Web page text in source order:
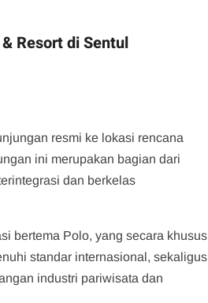
Resort di Sentul
resmi ke lokasi rencana
ini merupakan bagian dari
dan berkelas
bertema Polo, yang secara khusus
standar internasional, sekaligus
industri pariwisata dan